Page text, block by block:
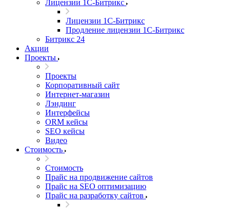
Лицензии 1С-Битрикс
Лицензии 1С-Битрикс
Продление лицензии 1С-Битрикс
Битрикс 24
Акции
Проекты
Проекты
Корпоративный сайт
Интернет-магазин
Лэндинг
Интерфейсы
ORM кейсы
SEO кейсы
Видео
Стоимость
Стоимость
Прайс на продвижение сайтов
Прайс на SEO оптимизацию
Прайс на разработку сайтов